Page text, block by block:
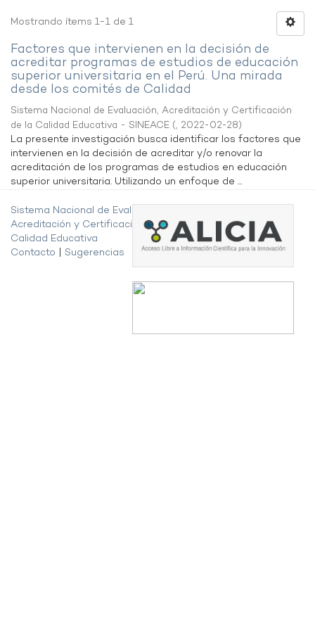
Mostrando ítems 1-1 de 1
Factores que intervienen en la decisión de
acreditar programas de estudios de educación
superior universitaria en el Perú. Una mirada
desde los comités de Calidad
Sistema Nacional de Evaluación, Acreditación y Certificación
de la Calidad Educativa - SINEACE (, 2022-02-28)
La presente investigación busca identificar los factores que
intervienen en la decisión de acreditar y/o renovar la
acreditación de los programas de estudios en educación
superior universitaria. Utilizando un enfoque de ...
Sistema Nacional de Evaluación,
Acreditación y Certificación de la
Calidad Educativa
Contacto
Sugerencias